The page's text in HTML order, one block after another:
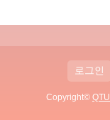
로그인
Copyright©